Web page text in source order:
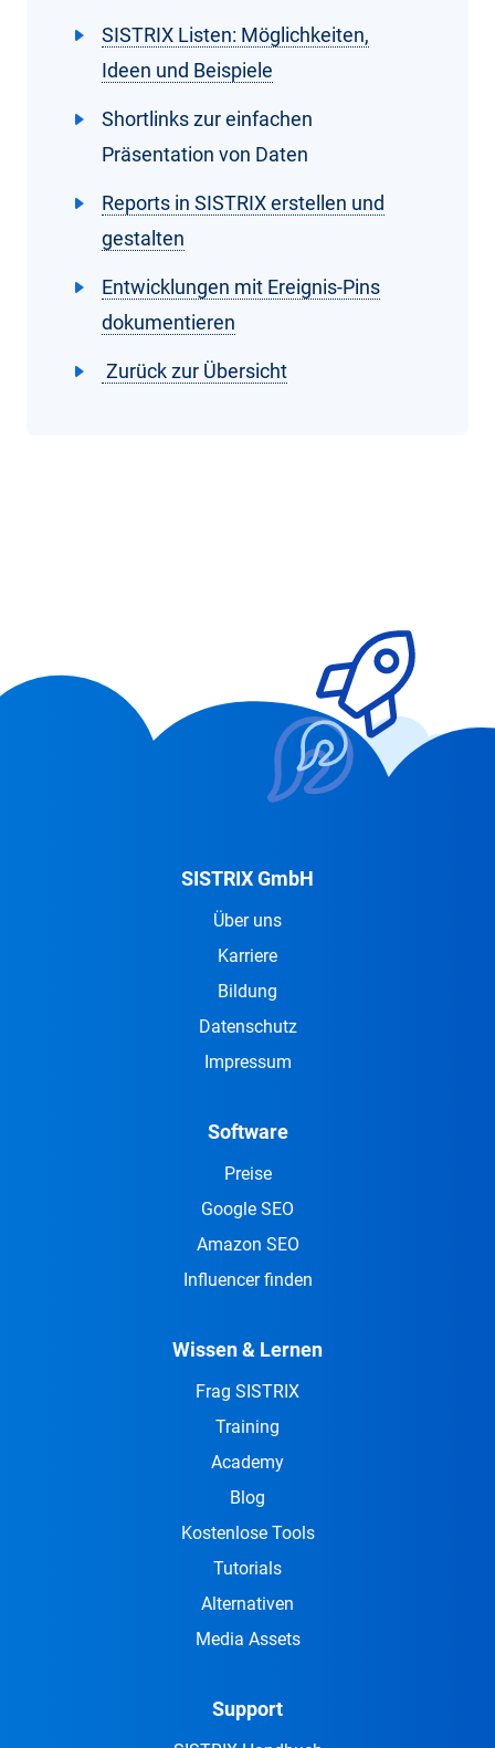
SISTRIX Listen: Möglichkeiten,
Ideen und Beispiele
Shortlinks zur einfachen
Präsentation von Daten
Reports in SISTRIX erstellen und
gestalten
Entwicklungen mit Ereignis-Pins
dokumentieren
Zurück zur Übersicht
SISTRIX GmbH
Über uns
Karriere
Bildung
Datenschutz
Impressum
Software
Preise
Google SEO
Amazon SEO
Influencer finden
Wissen & Lernen
Frag SISTRIX
Training
Academy
Blog
Kostenlose Tools
Tutorials
Alternativen
Media Assets
Support